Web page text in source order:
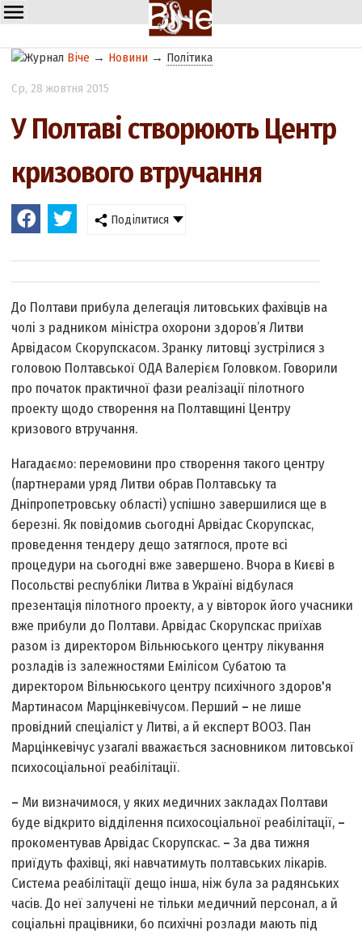
Віче → Новини → Політика
Ср, 28 жовтня 2015
У Полтаві створюють Центр
кризового втручання
Поділитися
До Полтави прибула делегація литовських фахівців на
чолі з радником міністра охорони здоров’я Литви
Арвідасом Скорупскасом. Зранку литовці зустрілися з
головою Полтавської ОДА Валерієм Головком. Говорили
про початок практичної фази реалізації пілотного
проекту щодо створення на Полтавщині Центру
кризового втручання.
Нагадаємо: перемовини про створення такого центру
(партнерами уряд Литви обрав Полтавську та
Дніпропетровську області) успішно завершилися ще в
березні. Як повідомив сьогодні Арвідас Скорупскас,
проведення тендеру дещо затяглося, проте всі
процедури на сьогодні вже завершено. Вчора в Києві в
Посольстві республіки Литва в Україні відбулася
презентація пілотного проекту, а у вівторок його учасники
вже прибули до Полтави. Арвідас Скорупскас приїхав
разом із директором Вільнюського центру лікування
розладів із залежностями Емілісом Субатою та
директором Вільнюського центру психічного здоров'я
Мартинасом Марцінкевічусом. Перший – не лише
провідний спеціаліст у Литві, а й експерт ВООЗ. Пан
Марцінкевічус узагалі вважається засновником литовської
психосоціальної реабілітації.
– Ми визначимося, у яких медичних закладах Полтави
буде відкрито відділення психосоціальної реабілітації, –
прокоментував Арвідас Скорупскас. – За два тижня
приїдуть фахівці, які навчатимуть полтавських лікарів.
Система реабілітації дещо інша, ніж була за радянських
часів. До неї залучені не тільки медичний персонал, а й
соціальні працівники, бо психічні розлади мають під